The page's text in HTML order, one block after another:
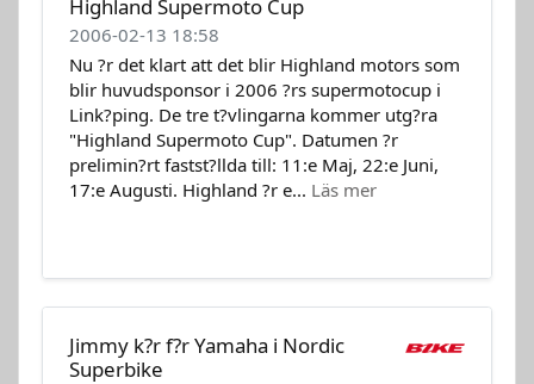
Highland Supermoto Cup
2006-02-13 18:58
Nu ?r det klart att det blir Highland motors som
blir huvudsponsor i 2006 ?rs supermotocup i
Link?ping. De tre t?vlingarna kommer utg?ra
"Highland Supermoto Cup". Datumen ?r
prelimin?rt fastst?llda till: 11:e Maj, 22:e Juni,
17:e Augusti. Highland ?r e... Läs mer
Jimmy k?r f?r Yamaha i Nordic
Superbike